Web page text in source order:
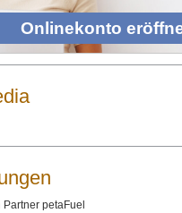
Onlinekonto
petaFuel